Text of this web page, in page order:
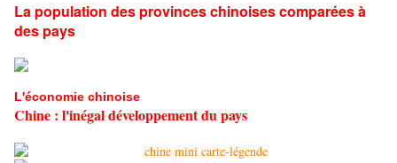
La population des provinces chinoises comparées à
des pays
L'économie chinoise
Chine : l'inégal développement du pays